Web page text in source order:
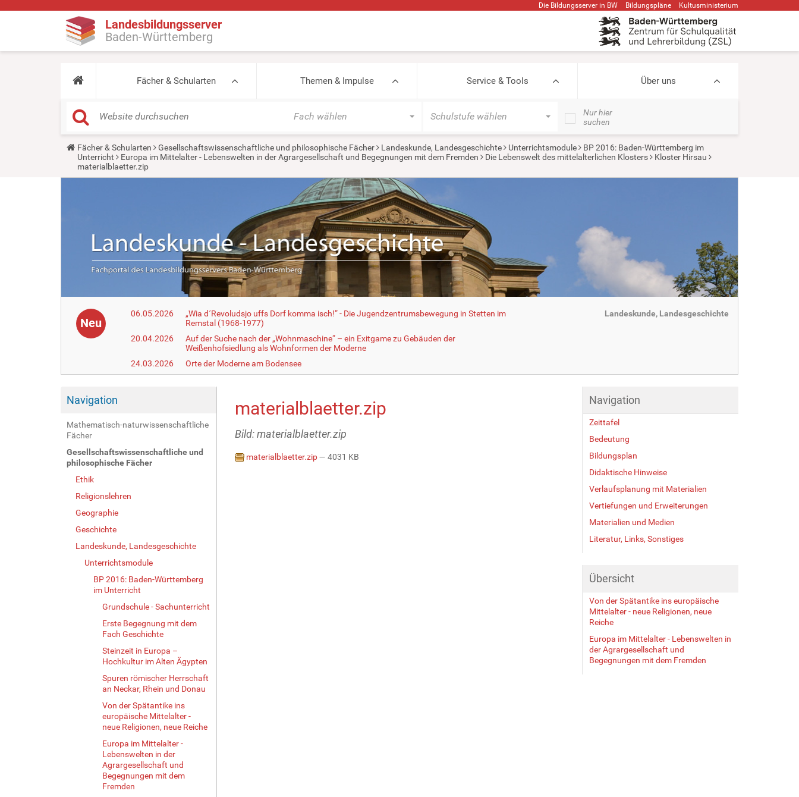
Die Bildungsserver in BW Bildungspläne Kultusministerium
Landesbildungsserver
Baden-Württemberg
Fächer & Schularten Themen & Impulse Service & Tools Über uns
Fach wählen Schulstufe wählen
Nur hier
suchen
Y
a
Fächer & Schularten Gesellschaftswissenschaftliche und philosophische Fächer Landeskunde, Landesgeschichte Unterrichtsmodule
BP 2016: Baden-Württemberg im
Unterricht
Europa im Mittelalter - Lebenswelten in der Agrargesellschaft und Begegnungen mit dem Fremden Die Lebenswelt des mittelalterlichen Klosters
Kloster Hirsau
materialblaetter.zip
Neu
06.05.2026
„Wia d´Revoludsjo uffs Dorf komma isch!“ - Die Jugendzentrumsbewegung in Stetten im
Remstal (1968-1977)
20.04.2026
Auf der Suche nach der „Wohnmaschine“ – ein Exitgame zu Gebäuden der
Weißenhofsiedlung als Wohnformen der Moderne
24.03.2026
Orte der Moderne am Bodensee
Landeskunde, Landesgeschichte
Navigation
Mathematisch-naturwissenschaftliche
Fächer
Gesellschaftswissenschaftliche und
philosophische Fächer
Ethik
Religionslehren
Geographie
Geschichte
Landeskunde, Landesgeschichte
Unterrichtsmodule
BP 2016: Baden-Württemberg
im Unterricht
Grundschule - Sachunterricht
Erste Begegnung mit dem
Fach Geschichte
Steinzeit in Europa –
Hochkultur im Alten Ägypten
Spuren römischer Herrschaft
an Neckar, Rhein und Donau
Von der Spätantike ins
europäische Mittelalter -
neue Religionen, neue Reiche
Europa im Mittelalter -
Lebenswelten in der
Agrargesellschaft und
Begegnungen mit dem
Fremden
materialblaetter.zip
Bild: materialblaetter.zip
materialblaetter.zip— 4031 KB
Navigation
Zeittafel
Bedeutung
Bildungsplan
Didaktische Hinweise
Verlaufsplanung mit Materialien
Vertiefungen und Erweiterungen
Materialien und Medien
Literatur, Links, Sonstiges
Übersicht
Von der Spätantike ins europäische
Mittelalter - neue Religionen, neue
Reiche
Europa im Mittelalter - Lebenswelten in
der Agrargesellschaft und
Begegnungen mit dem Fremden